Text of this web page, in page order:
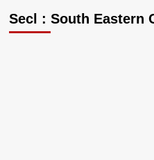
Secl : South Eastern